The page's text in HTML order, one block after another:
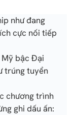
như đang
cực nối tiếp
bậc Đại
trúng tuyển
chương trình
ghi dấu ấn: